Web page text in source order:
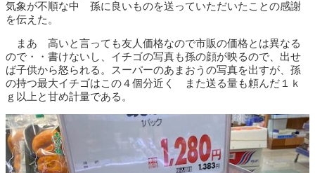
気象が不順な中 孫に良いものを送っていただいたことの感謝
を伝えた。
まあ 高いと言っても友人価格なので市販の価格とは異なる
ので・・書けないし、イチゴの写真も孫の顔が映るので、出せ
ば子供から怒られる。スーパーのあまおうの写真を出すが、孫
の持つ最大イチゴはこの４個分近く また送る量も頼んだ１ｋ
ｇ以上と甘め計量である。